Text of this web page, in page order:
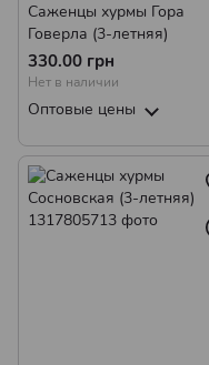
Саженцы хурмы Гора
Говерла (3-летняя)
330.00 грн
Нет в наличии
Оптовые цены